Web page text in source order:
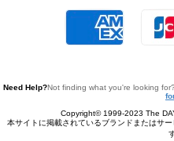
Need Help?Not finding what you're looking
Copyright© 1999-2023 The
本サイトに掲載されているブランドまたはサ